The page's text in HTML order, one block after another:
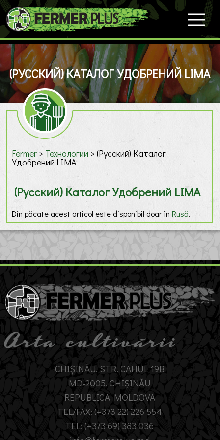
(РУССКИЙ) КАТАЛОГ УДОБРЕНИЙ LIMA
Fermer > Технологии >(Русский) Каталог
Удобрений LIMA
(Русский) Каталог Удобрений LIMA
Din păcate acest articol este disponibil doar în Rusă.
CHIȘINĂU, STR. CAHUL 19B
MD-2005, CHIȘINĂU
REPUBLICA MOLDOVA
TEL/FAX: (+373 22) 226 554
TEL: (+373 69) 383 036